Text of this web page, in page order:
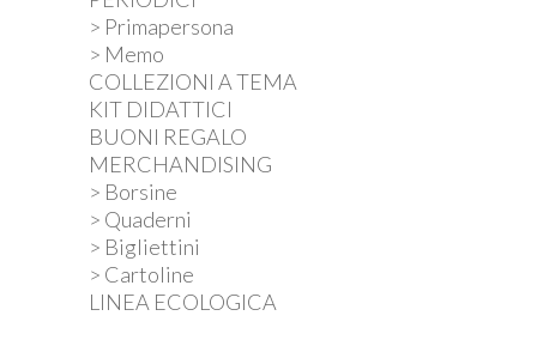
> Primapersona
> Memo
COLLEZIONI A TEMA
KIT DIDATTICI
BUONI REGALO
MERCHANDISING
> Borsine
> Quaderni
> Bigliettini
> Cartoline
LINEA ECOLOGICA